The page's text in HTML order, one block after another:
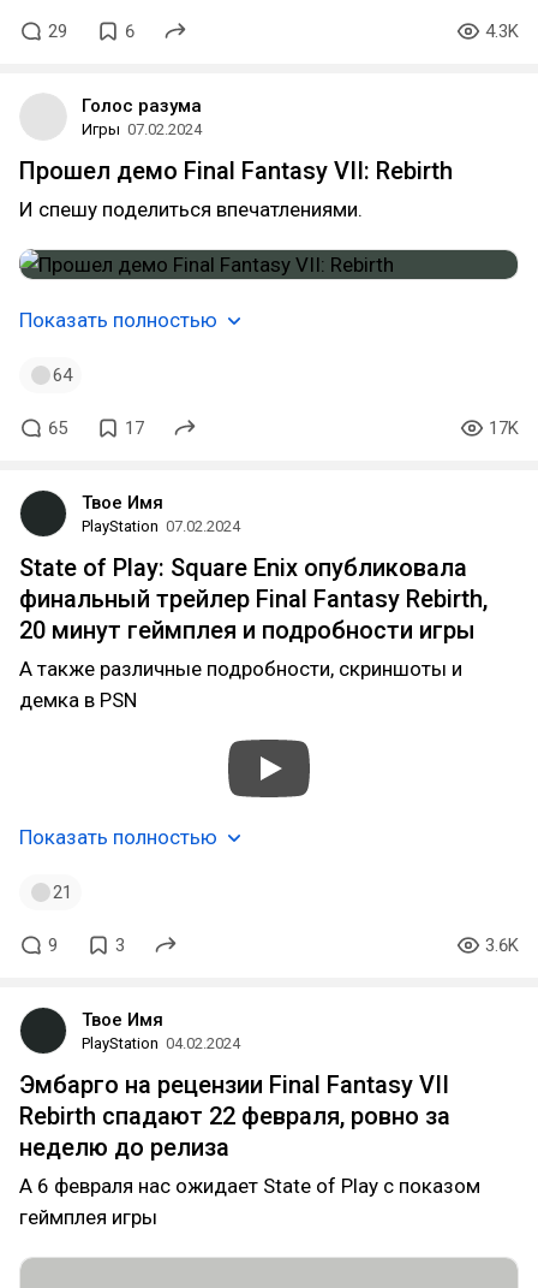
29 6 4.3K
Голос разума
Игры 07.02.2024
Прошел демо Final Fantasy VII: Rebirth
И спешу поделиться впечатлениями.
Показать полностью
64
65 17 17K
Твое Имя
PlayStation 07.02.2024
State of Play: Square Enix опубликовала
финальный трейлер Final Fantasy Rebirth,
20 минут геймплея и подробности игры
А также различные подробности, скриншоты и
демка в PSN
Показать полностью
21
9 3 3.6K
Твое Имя
PlayStation 04.02.2024
Эмбарго на рецензии Final Fantasy VII
Rebirth спадают 22 февраля, ровно за
неделю до релиза
А 6 февраля нас ожидает State of Play с показом
геймплея игры